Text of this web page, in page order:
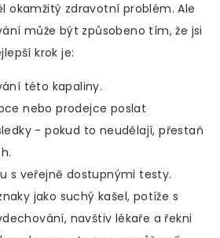
okamžitý zdravotní problém. Ale
může být způsobeno tím, že jsi
krok je:
této kapaliny.
nebo prodejce poslat
- pokud to neudělají, přestaň
s veřejně dostupnými testy.
jako suchý kašel, potíže s
navštiv lékaře a řekni